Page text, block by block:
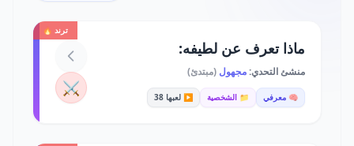
ترند 🔥
ماذا تعرف عن لطيفه:
منشئ التحدي:مجهول (مبتدئ)
🧠 معرفي 📁 الشخصية ▶️ لعبها 38 ⚔️